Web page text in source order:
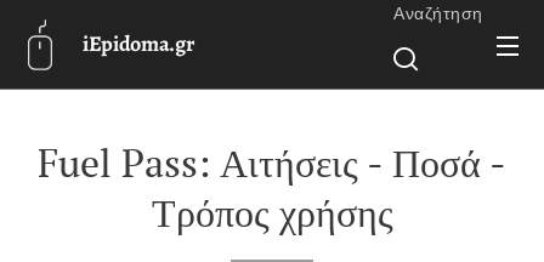
iEpidoma.gr
Αναζήτηση
Fuel Pass: Αιτήσεις - Ποσά -
Τρόπος χρήσης